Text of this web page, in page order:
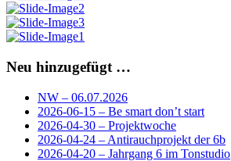
Neu hinzugefügt …
NW – 06.07.2026
2026-06-15 – Be smart don’t start
2026-04-30 – Projektwoche
2026-04-24 – Antirauchprojekt der 6b
2026-04-20 – Jahrgang 6 im Tonstudio